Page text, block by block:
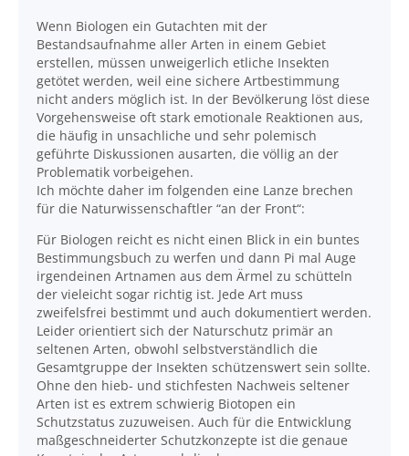
Wenn Biologen ein Gutachten mit der
Bestandsaufnahme aller Arten in einem Gebiet
erstellen, müssen unweigerlich etliche Insekten
getötet werden, weil eine sichere Artbestimmung
nicht anders möglich ist. In der Bevölkerung löst diese
Vorgehensweise oft stark emotionale Reaktionen aus,
die häufig in unsachliche und sehr polemisch
geführte Diskussionen ausarten, die völlig an der
Problematik vorbeigehen.
Ich möchte daher im folgenden eine Lanze brechen
für die Naturwissenschaftler “an der Front“:
Für Biologen reicht es nicht einen Blick in ein buntes
Bestimmungsbuch zu werfen und dann Pi mal Auge
irgendeinen Artnamen aus dem Ärmel zu schütteln
der vieleicht sogar richtig ist. Jede Art muss
zweifelsfrei bestimmt und auch dokumentiert werden.
Leider orientiert sich der Naturschutz primär an
seltenen Arten, obwohl selbstverständlich die
Gesamtgruppe der Insekten schützenswert sein sollte.
Ohne den hieb- und stichfesten Nachweis seltener
Arten ist es extrem schwierig Biotopen ein
Schutzstatus zuzuweisen. Auch für die Entwicklung
maßgeschneiderter Schutzkonzepte ist die genaue